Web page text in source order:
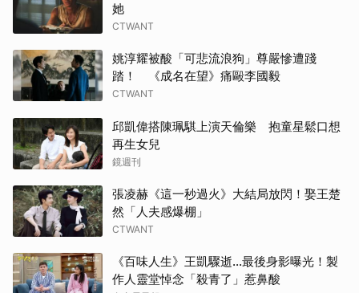
其他
迪麗
她
CTWANT
姚淳耀被酸「可悲流浪狗」尊嚴慘遭踐
踏！ 《成名在望》痛毆李國毅
CTWANT
邱凱偉搭陳珮騏上演天倫樂 抱童星鬆口想
再生女兒
鏡週刊
張凌赫《這一秒過火》大結局放閃！娶王楚
然「人夫感爆棚」
CTWANT
《百味人生》王凱驟逝…最後身影曝光！製
作人靈堂悼念「殺青了」惹鼻酸